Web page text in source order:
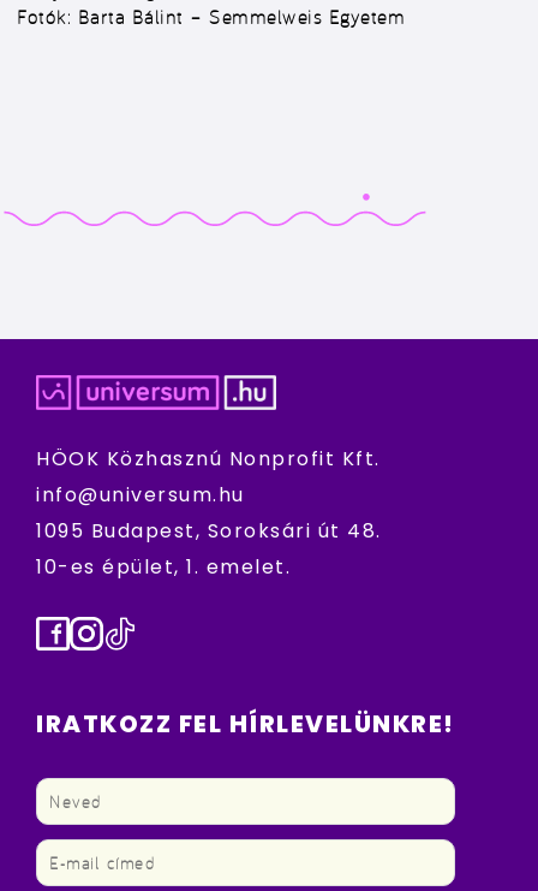
Fotók: Barta Bálint – Semmelweis Egyetem
HÖOK Közhasznú Nonprofit Kft.
info@universum.hu
1095 Budapest, Soroksári út 48.
10-es épület, 1. emelet.
Facebook
Instagram
TikTok
IRATKOZZ FEL HÍRLEVELÜNKRE!